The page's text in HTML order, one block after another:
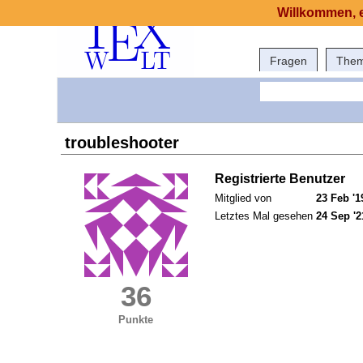
Fragen
troubleshooter
36
Punkte
Registrierte Benutzer
Mitglied von
23 Feb
Letztes Mal gesehen 24 Sep
Willkommen,